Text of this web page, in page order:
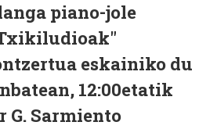
piano-jole
eskainiko du
12:00etatik
G. Sarmiento